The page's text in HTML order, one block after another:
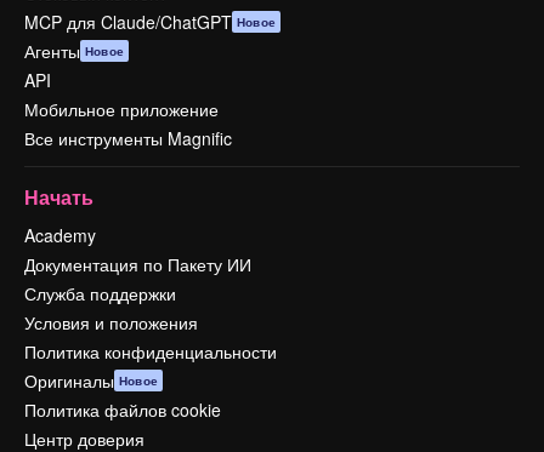
MCP для Claude/ChatGPT Новое
Агенты Новое
API
Мобильное приложение
Все инструменты Magnific
Начать
Academy
Документация по Пакету ИИ
Служба поддержки
Условия и положения
Политика конфиденциальности
Оригиналы Новое
Политика файлов cookie
Центр доверия